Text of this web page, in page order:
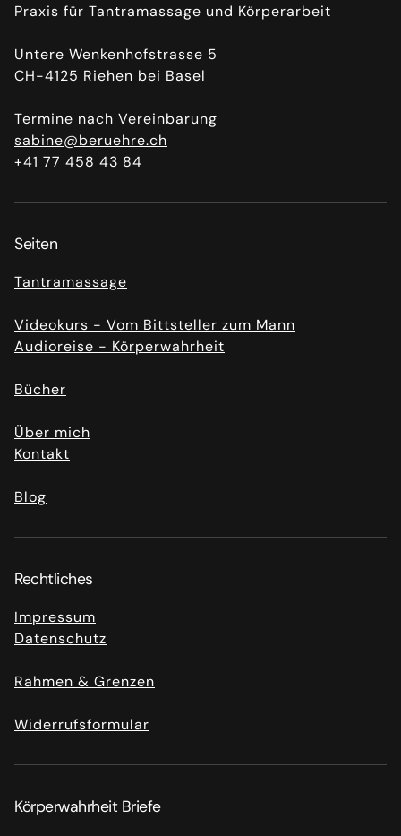
Praxis für Tantramassage und Körperarbeit
Untere Wenkenhofstrasse 5
CH-4125 Riehen bei Basel
Termine nach Vereinbarung
sabine@beruehre.ch
+41 77 458 43 84
Seiten
Tantramassage
Videokurs - Vom Bittsteller zum Mann
Audioreise - Körperwahrheit
Bücher
Über mich
Kontakt
Blog
Rechtliches
Impressum
Datenschutz
Rahmen & Grenzen
Widerrufsformular
Körperwahrheit Briefe